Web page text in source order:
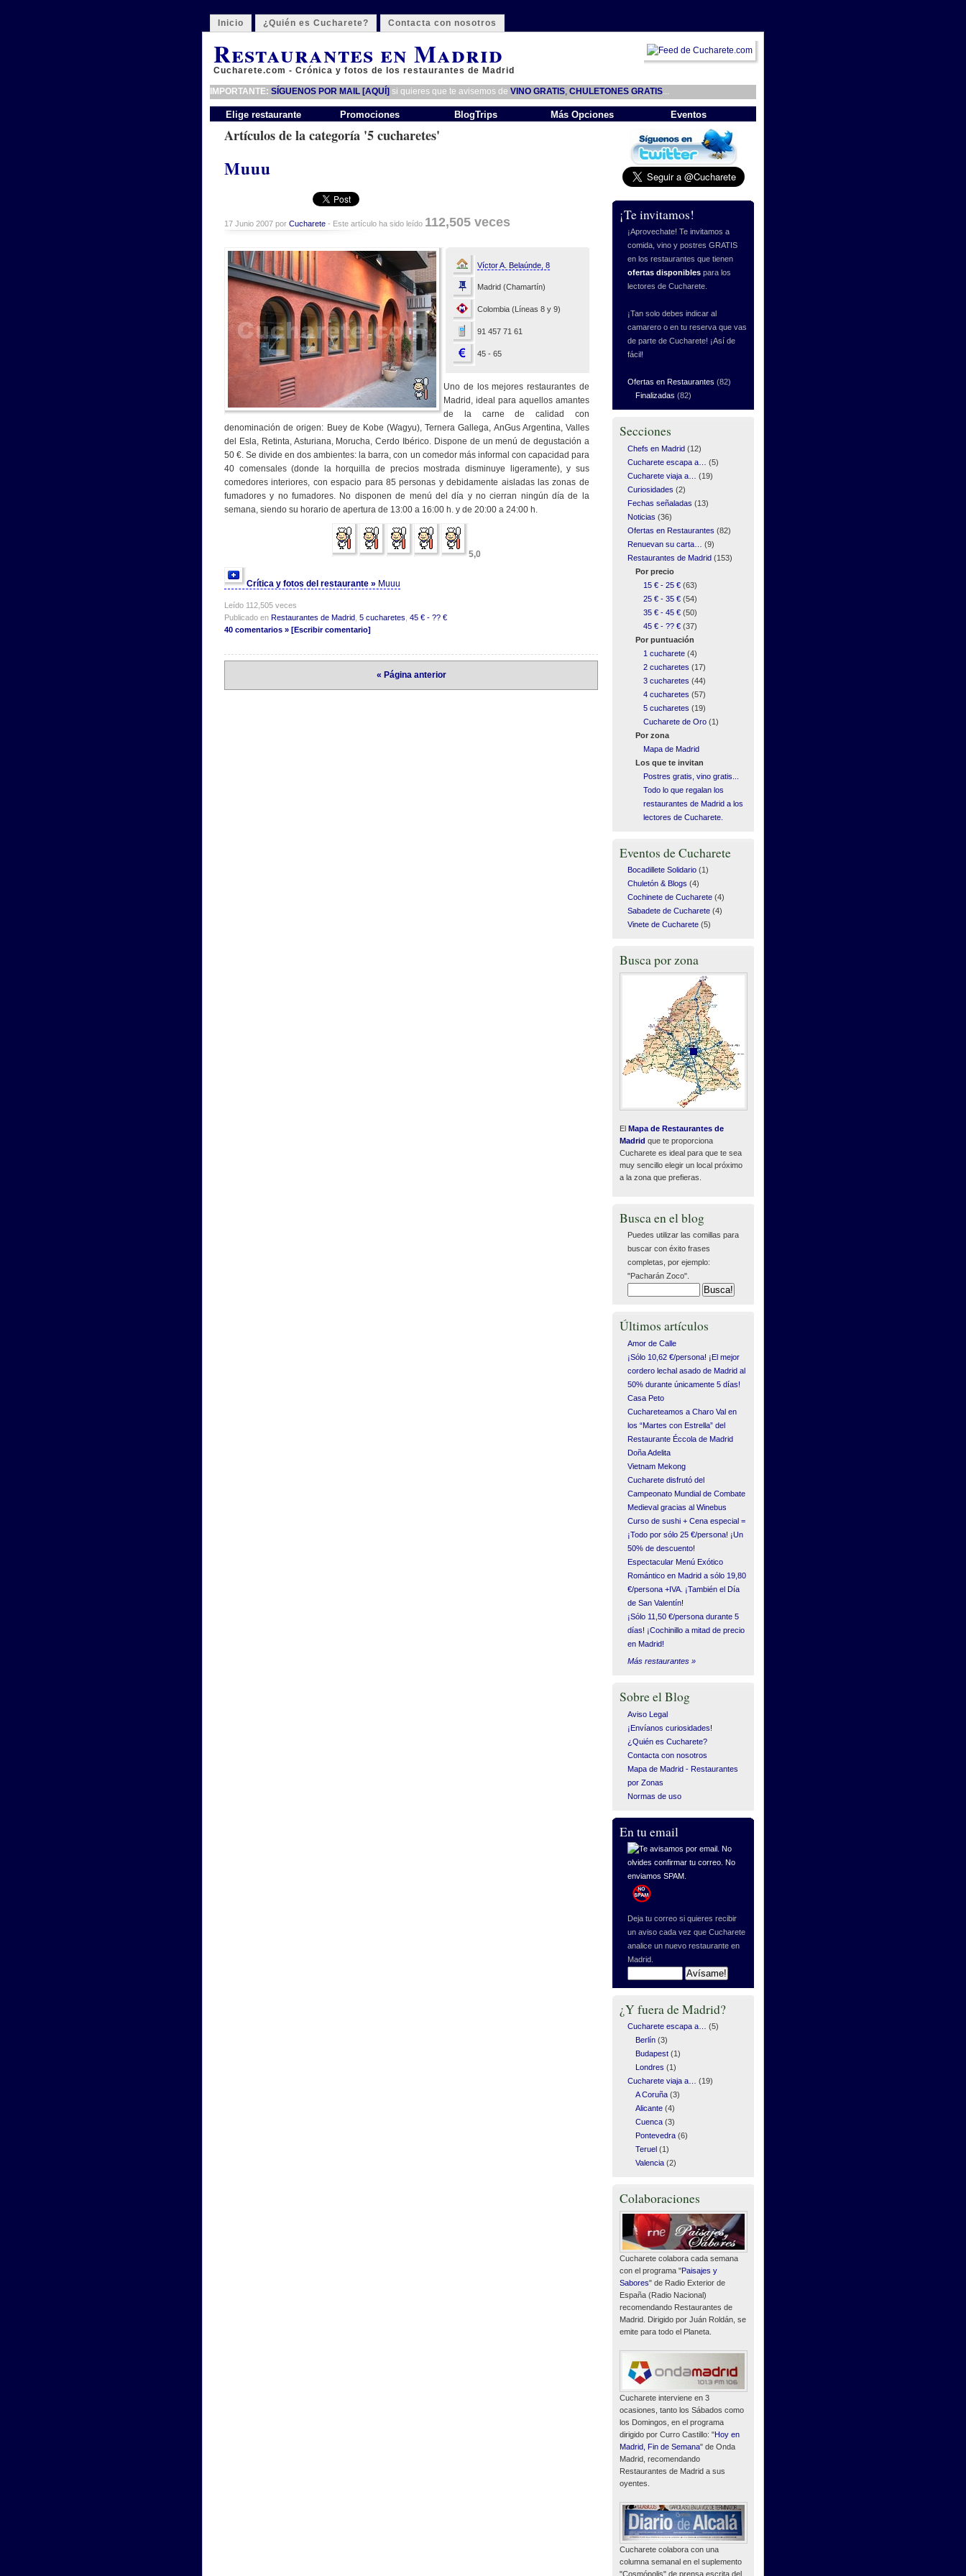
Inicio ¿Quién es Cucharete? Contacta con nosotros
Restaurantes en Madrid
Cucharete.com - Crónica y fotos de los restaurantes de Madrid
IMPORTANTE: SÍGUENOS POR MAIL [AQUÍ] si quieres que te avisemos de VINO GRATIS, CHULETONES GRATIS...
Elige restaurante Promociones BlogTrips Más Opciones Eventos
Artículos de la categoría '5 cucharetes'
Muuu
17 Junio 2007 por Cucharete - Este artículo ha sido leído 112,505 veces
Víctor A. Belaúnde, 8
Madrid (Chamartín)
Colombia (Líneas 8 y 9)
91 457 71 61
45 - 65
Uno de los mejores restaurantes de
Madrid, ideal para aquellos amantes
de la carne de calidad con
denominación de origen: Buey de Kobe (Wagyu), Ternera Gallega, AnGus Argentina, Valles
del Esla, Retinta, Asturiana, Morucha, Cerdo Ibérico. Dispone de un menú de degustación a
50 €. Se divide en dos ambientes: la barra, con un comedor más informal con capacidad para
40 comensales (donde la horquilla de precios mostrada disminuye ligeramente), y sus
comedores interiores, con espacio para 85 personas y debidamente aisladas las zonas de
fumadores y no fumadores. No disponen de menú del día y no cierran ningún día de la
semana, siendo su horario de apertura de 13:00 a 16:00 h. y de 20:00 a 24:00 h.
5,0
Crítica y fotos del restaurante » Muuu
Leído 112,505 veces
Publicado en Restaurantes de Madrid, 5 cucharetes, 45 € - ?? €
40 comentarios » [Escribir comentario]
« Página anterior
¡Te invitamos!
¡Aprovechate! Te invitamos a
comida, vino y postres GRATIS
en los restaurantes que tienen
ofertas disponiblespara los
lectores de Cucharete.
¡Tan solo debes indicar al
camarero o en tu reserva que vas
de parte de Cucharete! ¡Así de
fácil!
Ofertas en Restaurantes (82)
Finalizadas (82)
Secciones
Chefs en Madrid(12)
Cucharete escapa a…
(5)
Cucharete viaja a…
(19)
Curiosidades (2)
Fechas señaladas (13)
Noticias (36)
Ofertas en Restaurantes (82)
Renuevan su carta…
(9)
Restaurantes de Madrid(153)
Por precio
15 € - 25 €(63)
25 € - 35 €(54)
35 € - 45 €(50)
45 € - ?? €(37)
Por puntuación
1 cucharete(4)
2 cucharetes (17)
3 cucharetes (44)
4 cucharetes (57)
5 cucharetes (19)
Cucharete de Oro(1)
Por zona
Mapa de Madrid
Los que te invitan
Postres gratis, vino gratis...
Todo lo que regalan los
restaurantes de Madrid a los
lectores de Cucharete.
Eventos de Cucharete
Bocadillete Solidario(1)
Chuletón & Blogs (4)
Cochinete de Cucharete(4)
Sabadete de Cucharete(4)
Vinete de Cucharete(5)
Busca por zona
El Mapa de Restaurantes de
Madrid que te proporciona
Cucharete es ideal para que te sea
muy sencillo elegir un local próximo
a la zona que prefieras.
Busca en el blog
Puedes utilizar las comillas para
buscar con éxito frases
completas, por ejemplo:
"Pacharán Zoco".
Últimos artículos
Amor de Calle
¡Sólo 10,62 €/persona! ¡El mejor
cordero lechal asado de Madrid al
50% durante únicamente 5 días!
Casa Peto
Cuchareteamos a Charo Val en
los “Martes con Estrella” del
Restaurante Éccola de Madrid
Doña Adelita
Vietnam Mekong
Cucharete disfrutó del
Campeonato Mundial de Combate
Medieval gracias al Winebus
Curso de sushi + Cena especial =
¡Todo por sólo 25 €/persona! ¡Un
50% de descuento!
Espectacular Menú Exótico
Romántico en Madrid a sólo 19,80
€/persona +IVA. ¡También el Día
de San Valentín!
¡Sólo 11,50 €/persona durante 5
días! ¡Cochinillo a mitad de precio
en Madrid!
Más restaurantes »
Sobre el Blog
Aviso Legal
¡Envíanos curiosidades!
¿Quién es Cucharete?
Contacta con nosotros
Mapa de Madrid - Restaurantes
por Zonas
Normas de uso
En tu email
Deja tu correo si quieres recibir
un aviso cada vez que Cucharete
analice un nuevo restaurante en
Madrid.
¿Y fuera de Madrid?
Cucharete escapa a…
(5)
Berlín(3)
Budapest(1)
Londres (1)
Cucharete viaja a…
(19)
A Coruña(3)
Alicante(4)
Cuenca(3)
Pontevedra(6)
Teruel(1)
Valencia(2)
Colaboraciones
Cucharete colabora cada semana
con el programa "Paisajes y
Sabores" de Radio Exterior de
España (Radio Nacional)
recomendando Restaurantes de
Madrid. Dirigido por Juán Roldán, se
emite para todo el Planeta.
Cucharete interviene en 3
ocasiones, tanto los Sábados como
los Domingos, en el programa
dirigido por Curro Castillo: "Hoy en
Madrid, Fin de Semana" de Onda
Madrid, recomendando
Restaurantes de Madrid a sus
oyentes.
Cucharete colabora con una
columna semanal en el suplemento
"Cosmópolis" de prensa escrita del